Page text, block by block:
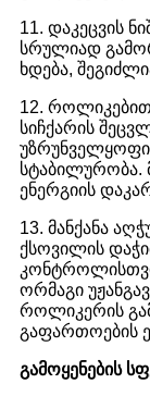
11. დაკეცვის
სრულიად
ხდება,
12. როლიკებით
სიჩქარის
სტაბილურობა.
ენერგიის
13. მანქანა
ქსოვილის
ორმაგი
როლიკერის
გაფართოების
გამოყენების